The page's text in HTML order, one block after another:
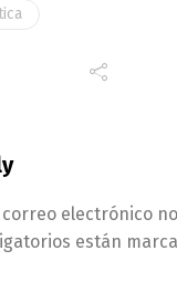
electrónico
están